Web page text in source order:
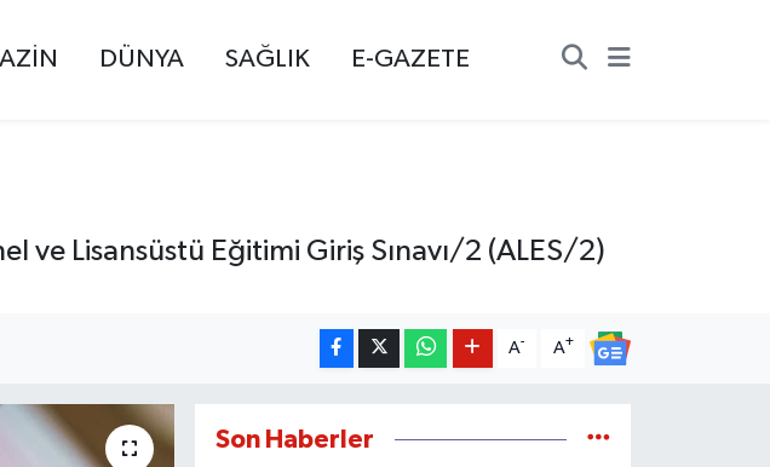
DÜNYA SAĞLIK E-GAZETE
ve Lisansüstü Eğitimi Giriş Sınavı/2 (ALES/2)
A- A+
Son Haberler